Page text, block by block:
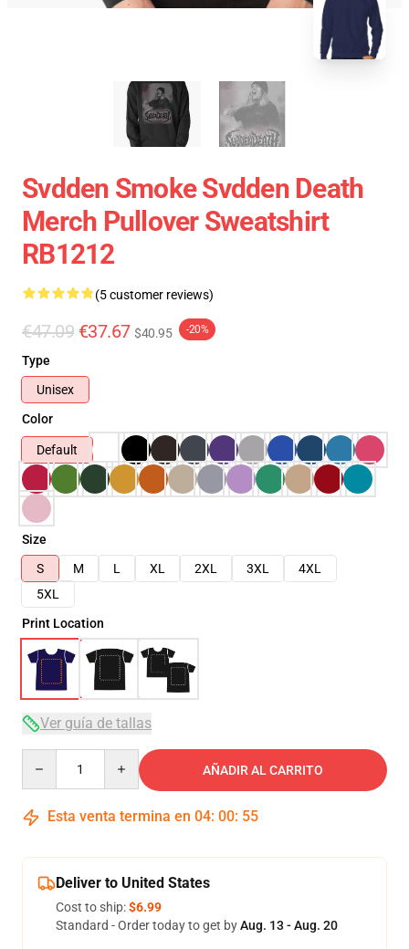
Svdden Smoke Svdden Death
Merch Pullover Sweatshirt
RB1212
(5 customer reviews)
€47.09 €37.67 $40.95 -20%
Type
Unisex
Color
Default
Size
S
M L XL 2XL 3XL
4XL
5XL
Print Location
Ver guía de tallas
AÑADIR AL CARRITO
Esta venta termina en 04: 00: 54
Deliver to United States
Cost to ship:$6.99
Standard - Order today to get byAug. 13 - Aug. 20